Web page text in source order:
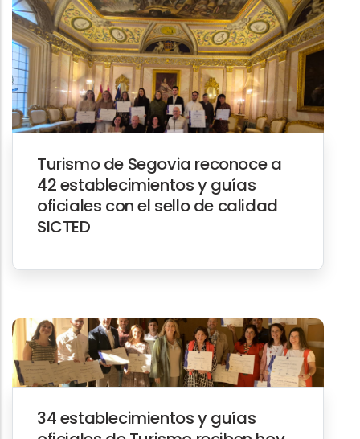
Turismo de Segovia reconoce a
42 establecimientos y guías
oficiales con el sello de calidad
SICTED
34 establecimientos y guías